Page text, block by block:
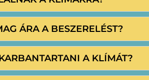
ÁRA A BESZERELÉST?
A KLÍMÁT?